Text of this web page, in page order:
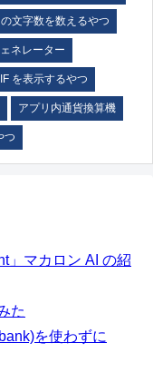
文字数を数えるやつ
ネレーター
を表示するやつ
アプリ内通貨換算機
つ
」マカロン AI の紹
た
を使わずに